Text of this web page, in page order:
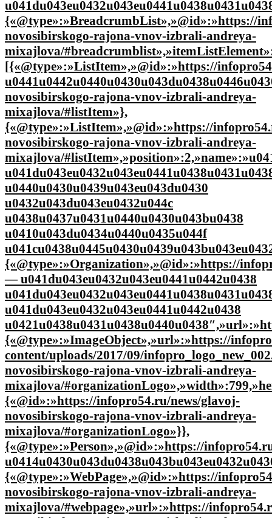
{«@type»:»BreadcrumbList»,»@id»:»https://
novosibirskogo-rajona-vnov-izbrali-andreya-
mixajlova/
[{«@type»:»ListItem»,»@id»:»https://
novosibirskogo-rajona-vnov-izbrali-andreya-
mixajlova/#listItem»},
{«@type»:»ListItem»,»@id»:»https://
novosibirskogo-rajona-vnov-izbrali-andreya-
mixajlova/
u0440u0430u0439u043eu043du0430
u0432u043du043eu0432u044c
u0438u0437u0431u0440u0430u043bu0438
u0410u043du0434u0440u0435u044f
{«@type»:»Organization»,»@id»:»https://
— u041du043eu0432u043eu0441u0442u0438
u041du043eu0432u043eu0441u0442u0438
{«@type»:»ImageObject»,»url»:»https://
content/uploads/2017/09/
novosibirskogo-rajona-vnov-izbrali-andreya-
mixajlova/
{«@id»:»https://infopro54.ru/news/glavoj-
novosibirskogo-rajona-vnov-izbrali-andreya-
mixajlova/#organizationLogo»}},
{«@type»:»Person»,»@id»:»https://
{«@type»:»WebPage»,»@id»:»https://
novosibirskogo-rajona-vnov-izbrali-andreya-
mixajlova/#webpage»,»url»:»https://